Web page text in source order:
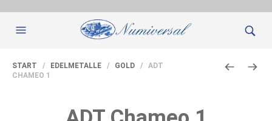
START / EDELMETALLE / GOLD / ADT
CHAMEO 1